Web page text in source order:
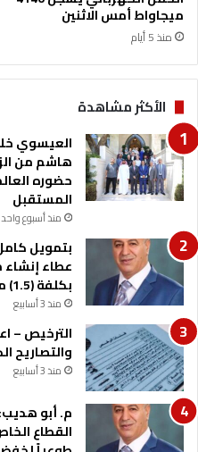
د
ا
ل
ا
س
ت
ق
ل
ا
ل
ا
ث
م
ا
ن
ي
ن
ل
ل
م
م
ل
ء
ا
ل
خ
ي
ر
ي
ة
:
ا
ل
س
ت
ل
ا
ل
م
ح
ط
ةٌ
ع
ميجاواط أمس الاثنين
منذ 5 أيام
الأكثر مشاهدة
العيسوي
هاشم من
حضوره
المستقبل
منذ أسبوع واحد
بتمويل
عطاء
بكلفة (1.5) مليون دينار
منذ 3 أسابيع
الترخيص –
والتصاريح
منذ 3 أسابيع
م. أبو
القطاع